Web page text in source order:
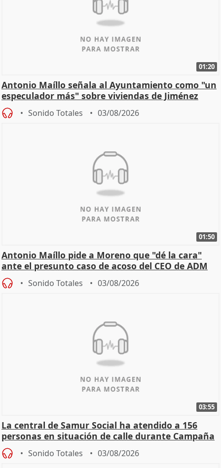
01:20
Antonio Maíllo señala al Ayuntamiento como "un
especulador más" sobre viviendas de Jiménez
Becerril
Sonido Totales 03/08/2026
01:50
Antonio Maíllo pide a Moreno que "dé la cara"
ante el presunto caso de acoso del CEO de ADM
Sonido Totales 03/08/2026
03:55
La central de Samur Social ha atendido a 156
personas en situación de calle durante Campaña
de Calor
Sonido Totales 03/08/2026